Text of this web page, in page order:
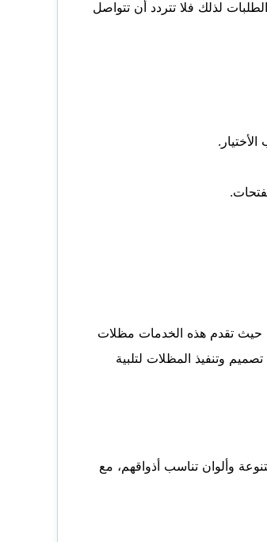
لذلك فلا تتردد أن تتواصل
حيث تقدم هذه الخدمات مظلات
وتنفيذ المظلات لتلبية
وألوان تناسب أذواقهم، مع